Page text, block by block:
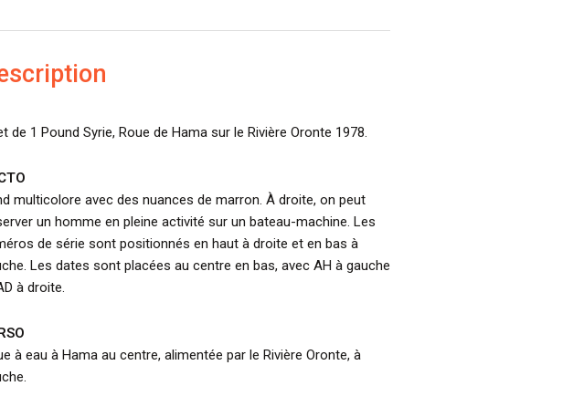
de 1 Pound Syrie, Roue de Hama sur le Rivière Oronte 1978.
multicolore avec des nuances de marron. À droite, on peut
un homme en pleine activité sur un bateau-machine. Les
de série sont positionnés en haut à droite et en bas à
Les dates sont placées au centre en bas, avec AH à gauche
à droite.
à eau à Hama au centre, alimentée par le Rivière Oronte, à